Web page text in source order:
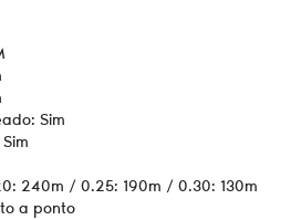
Sim
240m / 0.25: 190m / 0.30: 130m
a ponto